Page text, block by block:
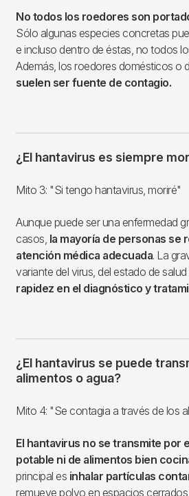
No todos los roedores son
Sólo algunas especies concretas
e incluso dentro de éstas, no todos
Además, los roedores domésticos o
suelen ser fuente de contagio.
¿El hantavirus es siempre
Mito 3: "Si tengo hantavirus, moriré"
Aunque puede ser una enfermedad
casos, la mayoría de personas se
atención médica adecuada. La
variante del virus, del estado de
rapidez en el diagnóstico y
¿El hantavirus se puede
alimentos o agua?
Mito 4: "Se contagia a través de los
El hantavirus no se transmite por
potable ni de alimentos bien
principal es inhalar partículas
remueve polvo en espacios